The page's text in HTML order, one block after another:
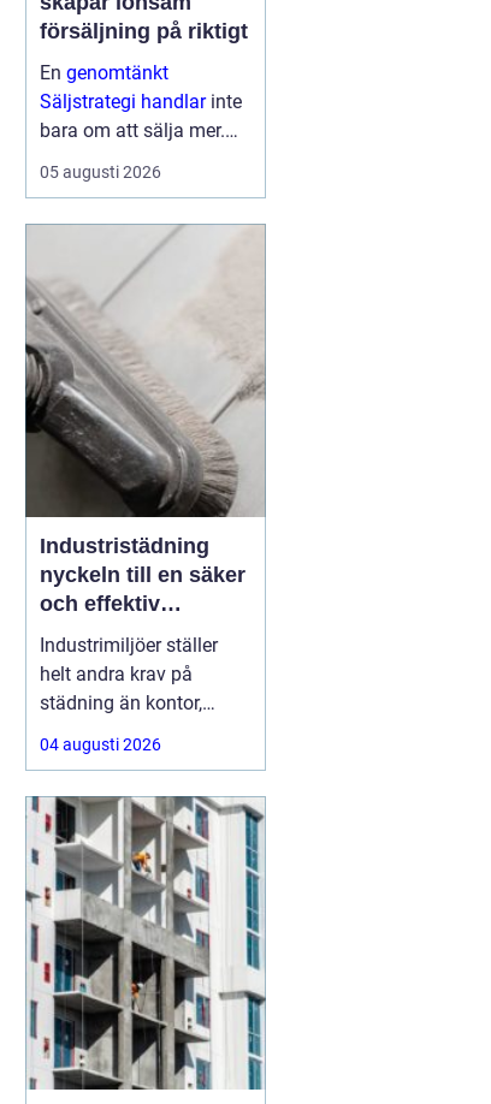
försäljning på riktigt
En genomtänkt
Säljstrategi handlarinte
bara om att sälja mer.
Den handlar om att sälja
rätt saker, till rätt kunder,
lönsamhet och
långsiktiga relationer
som mål. När företag ...
05 augusti 2026
Industristädning
nyckeln till en säker
och effektiv
arbetsplats
Industrimiljöer ställer
helt andra krav på
städning än kontor,
butiker eller hem. Tunga
maskiner,
kemikalier, damm och
spill gör att renhållning
blir en fråga om både
säkerhet, kvalitet och
ekonomi. Genomtänkt
och professionell
04 augusti 2026